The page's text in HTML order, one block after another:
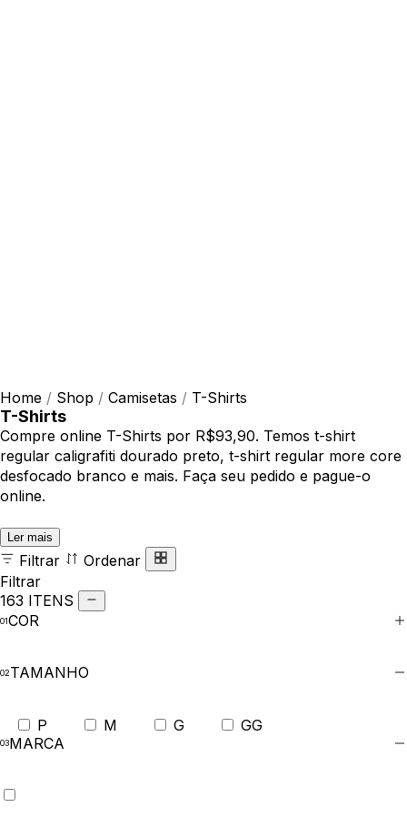
Home / Shop / Camisetas / T-Shirts
T-Shirts
Compre online T-Shirts por R$93,90. Temos t-shirt
regular caligrafiti dourado preto, t-shirt regular more core
desfocado branco e mais. Faça seu pedido e pague-o
online.
Ler mais
Filtrar
Ordenar
Filtrar
163 ITENS
COR
TAMANHO
P M G
GG
MARCA